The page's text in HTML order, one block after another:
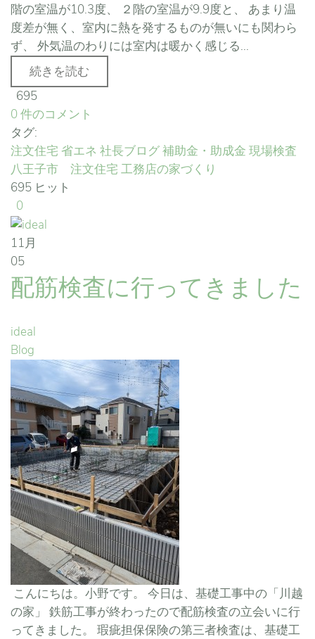
階の室温が10.3度、 ２階の室温が9.9度と、 あまり温
度差が無く、室内に熱を発するものが無いにも関わら
ず、 外気温のわりには室内は暖かく感じる...
続きを読む
695
0 件のコメント
タグ:
注文住宅 省エネ 社長ブログ補助金・助成金 現場検査
八王子市 注文住宅 工務店の家づくり
695 ヒット
0
11月
05
配筋検査に行ってきました
ideal
Blog
こんにちは。小野です。 今日は、基礎工事中の「川越
の家」 鉄筋工事が終わったので配筋検査の立会いに行
ってきました。 瑕疵担保保険の第三者検査は、基礎工